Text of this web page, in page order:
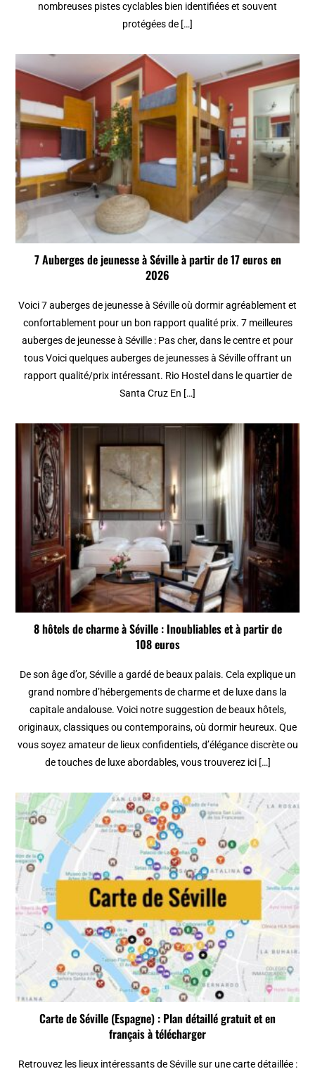
nombreuses pistes cyclables bien identifiées et souvent
protégées de […]
7 Auberges de jeunesse à Séville à partir de 17 euros en
2026
Voici 7 auberges de jeunesse à Séville où dormir agréablement et
confortablement pour un bon rapport qualité prix. 7 meilleures
auberges de jeunesse à Séville : Pas cher, dans le centre et pour
tous Voici quelques auberges de jeunesses à Séville offrant un
rapport qualité/prix intéressant. Rio Hostel dans le quartier de
Santa Cruz En […]
8 hôtels de charme à Séville : Inoubliables et à partir de
108 euros
De son âge d’or, Séville a gardé de beaux palais. Cela explique un
grand nombre d’hébergements de charme et de luxe dans la
capitale andalouse. Voici notre suggestion de beaux hôtels,
originaux, classiques ou contemporains, où dormir heureux. Que
vous soyez amateur de lieux confidentiels, d’élégance discrète ou
de touches de luxe abordables, vous trouverez ici […]
Carte de Séville (Espagne) : Plan détaillé gratuit et en
français à télécharger
Retrouvez les lieux intéressants de Séville sur une carte détaillée :